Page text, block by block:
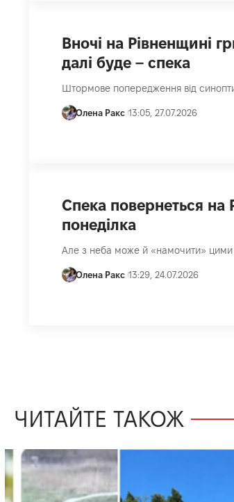
Вночі на Рівненщині
далі буде – спека
Штормове попередження від
Олена Ракс 13:05, 27.07.2026
Спека повернеться на
понеділка
Але з неба може й «намочити» цими
Олена Ракс 13:29, 24.07.2026
ЧИТАЙТЕ ТАКОЖ